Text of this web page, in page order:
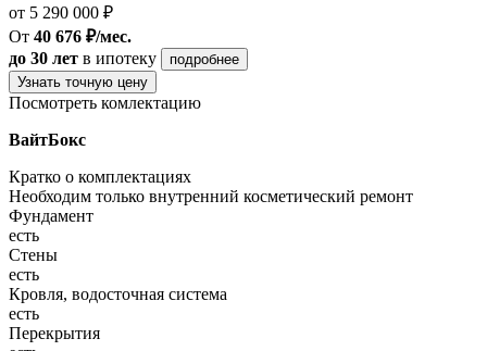
от 5 290 000 ₽
От 40 676 ₽/мес.
до 30 лет в ипотеку
подробнее
Узнать точную цену
Посмотреть комлектацию
ВайтБокс
Кратко о комплектациях
Необходим только внутренний косметический ремонт
Фундамент
есть
Стены
есть
Кровля, водосточная система
есть
Перекрытия